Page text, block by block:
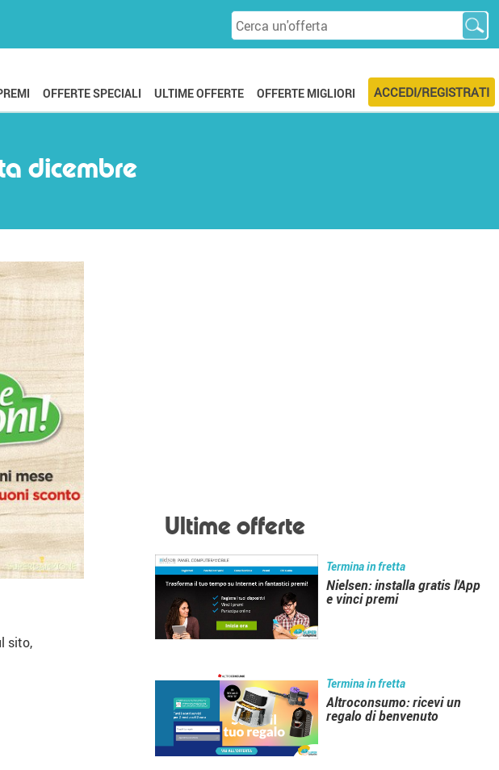
ACCEDI/REGISTRATI
ULTIME OFFERTE OFFERTE MIGLIORI
OFFERTE SPECIALI
dicembre
sito,
Ultime offerte
Termina in fretta
Nielsen: installa gratis l'App
e vinci premi
Termina in fretta
Altroconsumo: ricevi un
regalo di benvenuto